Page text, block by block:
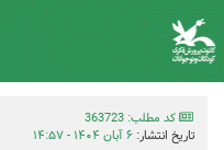
کد مطلب: 363723
تاریخ انتشار: ۶ آبان ۱۴۰۴ - ۱۴:۵۷